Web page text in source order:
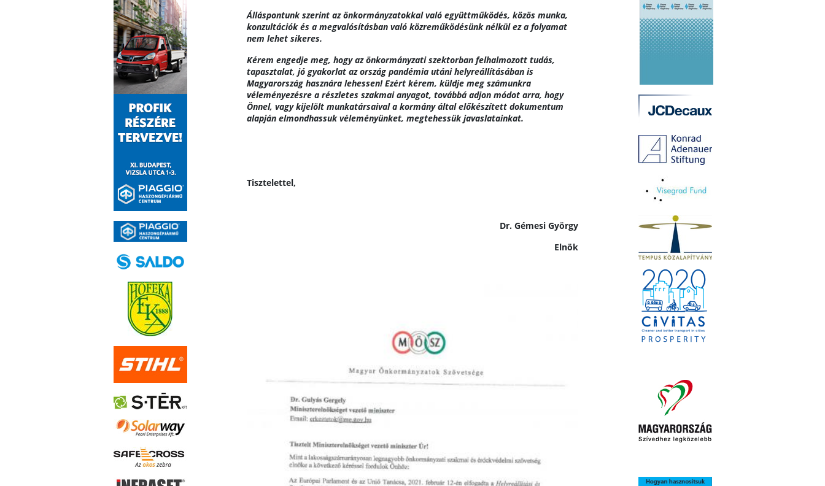
Álláspontunk szerint az önkormányzatokkal való együttműködés, közös munka,
konzultációk és a megvalósításban való közreműködésünk nélkül ez a folyamat
nem lehet sikeres.
Kérem engedje meg, hogy az önkormányzati szektorban felhalmozott tudás,
tapasztalat, jó gyakorlat az ország pandémia utáni helyreállításában is
Magyarország hasznára lehessen! Ezért kérem, küldje meg számunkra
véleményezésre a részletes szakmai anyagot, továbbá adjon módot arra, hogy
Önnel, vagy kijelölt munkatársaival a kormány által előkészített dokumentum
alapján elmondhassuk véleményünket, megtehessük javaslatainkat.
Tisztelettel,
Dr. Gémesi György
Elnök